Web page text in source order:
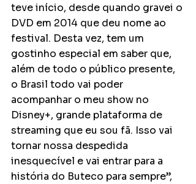
teve início, desde quando gravei o
DVD em 2014 que deu nome ao
festival. Desta vez, tem um
gostinho especial em saber que,
além de todo o público presente,
o Brasil todo vai poder
acompanhar o meu show no
Disney+, grande plataforma de
streaming que eu sou fã. Isso vai
tornar nossa despedida
inesquecível e vai entrar para a
história do Buteco para sempre”,